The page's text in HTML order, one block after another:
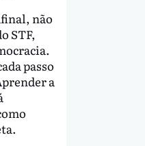
não
STF,
passo
a